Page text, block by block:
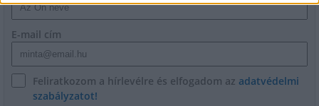
E-mail cím
Feliratkozom a hírlevélre és elfogadom az adatvédelmi
szabályzatot!